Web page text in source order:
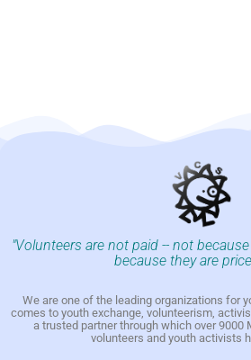
"Volunteers are not paid -- not
because they are
We are one of the leading organizations for
comes to youth exchange, volunteerism,
a trusted partner through which over 9000
volunteers and youth activists